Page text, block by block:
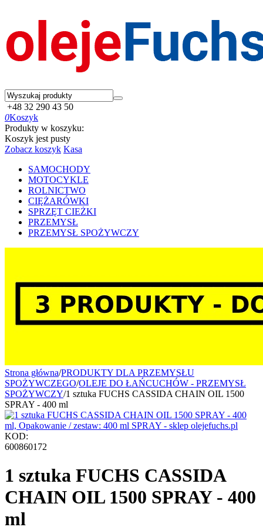
+48 32 290 43 50
0Koszyk
Produkty w koszyku:
Koszyk jest pusty
Zobacz koszyk Kasa
SAMOCHODY
MOTOCYKLE
ROLNICTWO
CIĘŻARÓWKI
SPRZĘT CIEŻKI
PRZEMYSŁ
PRZEMYSŁ SPOŻYWCZY
Strona główna/PRODUKTY DLA PRZEMYSŁU
SPOŻYWCZEGO/OLEJE DO ŁAŃCUCHÓW - PRZEMYSŁ
SPOŻYWCZY/1 sztuka FUCHS CASSIDA CHAIN OIL 1500
SPRAY - 400 ml
KOD:
600860172
1 sztuka FUCHS CASSIDA
CHAIN OIL 1500 SPRAY - 400
ml